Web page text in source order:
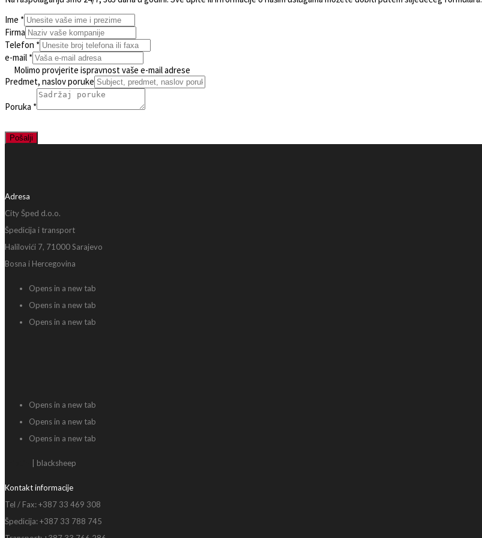
Ime *
Firma
Telefon *
e-mail *
Molimo provjerite ispravnost vaše e-mail adrese
Predmet, naslov poruke
Poruka *
Pošalji
Adresa
City Šped d.o.o.
Špedicija i transport
Halilovići 7, 71000 Sarajevo
Bosna i Hercegovina
Opens in a new tab
Opens in a new tab
Opens in a new tab
Opens in a new tab
Opens in a new tab
Opens in a new tab
| blacksheep
Kontakt informacije
Tel / Fax: +387 33 469 308
Špedicija: +387 33 788 745